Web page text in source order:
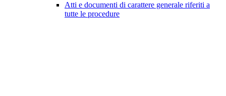
Atti e documenti di carattere generale riferiti a
tutte le procedure